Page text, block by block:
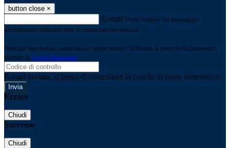
button close ×
E-mail Verrà inviato un messaggio
all'indirizzo indicato con le istruzioni necessarie.
Non hai una e-mail associata al nome utente? Effettua il reset della password
tramite la Login Spaggiari
E-mail inviata, si prega di controllare la casella di posta elettronica!
Errore
Chiudi
Successo
Chiudi